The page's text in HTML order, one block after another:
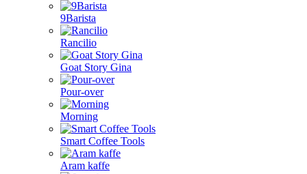
9Barista
Rancilio
Goat Story Gina
Pour-over
Morning
Smart Coffee Tools
Aram kaffe